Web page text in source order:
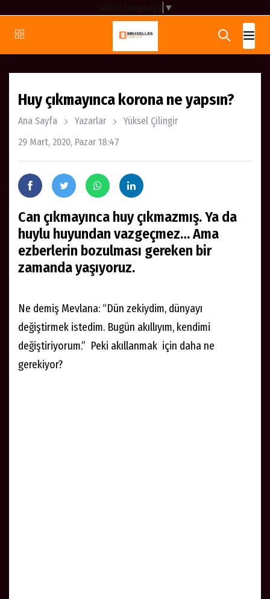
▼
Huy çıkmayınca korona ne yapsın?
Ana Sayfa Yazarlar
Yüksel Çilingir
29 Mart, 2020, Pazar 18:47
Can çıkmayınca huy çıkmazmış. Ya da
huylu huyundan vazgeçmez… Ama
ezberlerin bozulması gereken bir
zamanda yaşıyoruz.
Ne demiş Mevlana: “Dün zekiydim, dünyayı
değiştirmek istedim. Bugün akıllıyım, kendimi
değiştiriyorum.” Peki akıllanmak için daha ne
gerekiyor?